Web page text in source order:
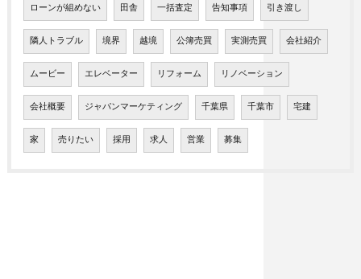
ローンが組めない 田舎 一括査定 告知事項 引き渡し
隣人トラブル 境界 越境 公簿売買 実測売買 会社紹介
ムービー エレベーター リフォーム リノベーション
会社概要 ジャパンマーケティング 千葉県 千葉市 宅建
家 売りたい 採用 求人 営業 募集